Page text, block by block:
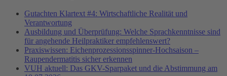
Gutachten Klartext #4: Wirtschaftliche Realität und
Verantwortung
Ausbildung und Überprüfung: Welche Sprachkenntnisse sind
für angehende Heilpraktiker empfehlenswert?
Praxiswissen: Eichenprozessionsspinner-Hochsaison –
Raupendermatitis sicher erkennen
VUH aktuell: Das GKV-Sparpaket und die Abstimmung am